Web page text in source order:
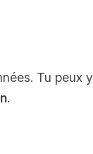
Tu peux y
.